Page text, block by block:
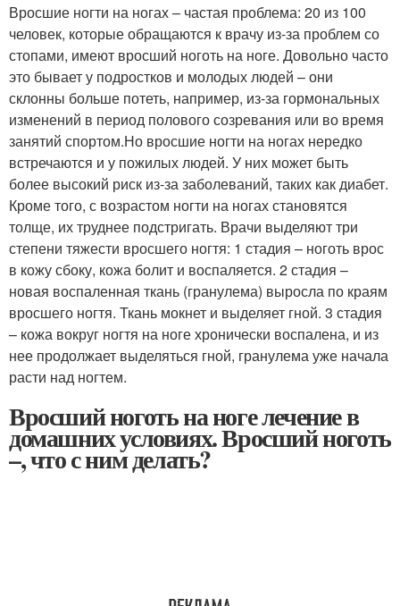
Вросшие ногти на ногах – частая проблема: 20 из 100
человек, которые обращаются к врачу из-за проблем со
стопами, имеют вросший ноготь на ноге. Довольно часто
это бывает у подростков и молодых людей – они
склонны больше потеть, например, из-за гормональных
изменений в период полового созревания или во время
занятий спортом.Но вросшие ногти на ногах нередко
встречаются и у пожилых людей. У них может быть
более высокий риск из-за заболеваний, таких как диабет.
Кроме того, с возрастом ногти на ногах становятся
толще, их труднее подстригать. Врачи выделяют три
степени тяжести вросшего ногтя: 1 стадия – ноготь врос
в кожу сбоку, кожа болит и воспаляется. 2 стадия –
новая воспаленная ткань (гранулема) выросла по краям
вросшего ногтя. Ткань мокнет и выделяет гной. 3 стадия
– кожа вокруг ногтя на ноге хронически воспалена, и из
нее продолжает выделяться гной, гранулема уже начала
расти над ногтем.
Вросший ноготь на ноге лечение в
домашних условиях. Вросший ноготь
–, что с ним делать?